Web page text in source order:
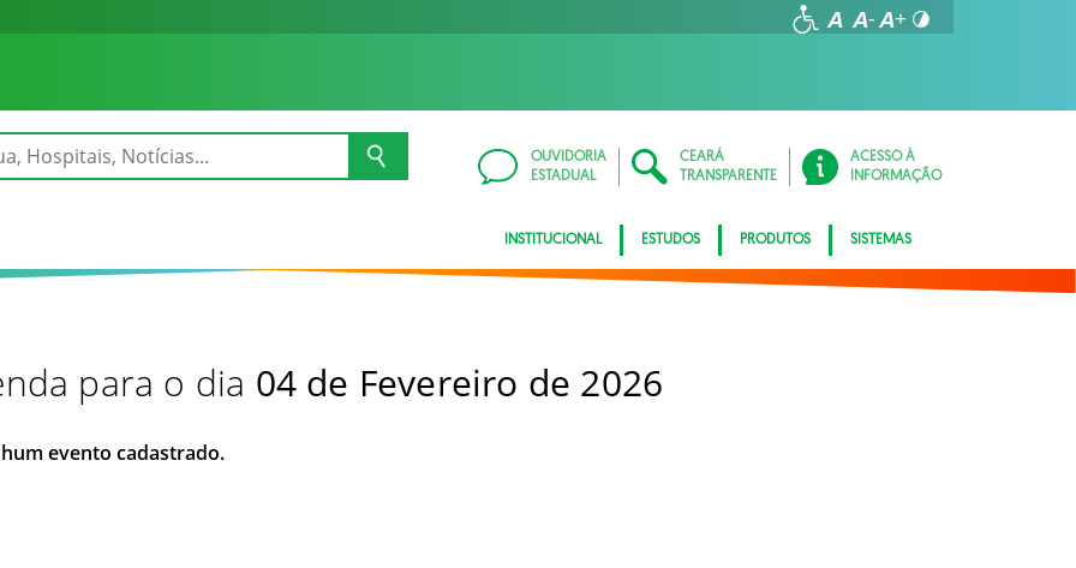
OUVIDORIA
ESTADUAL
CEARÁ
TRANSPARENTE
ACESSO À
INFORMAÇÃO
INSTITUCIONAL ESTUDOS PRODUTOS SISTEMAS
para o dia 04 de Fevereiro de 2026
evento cadastrado.